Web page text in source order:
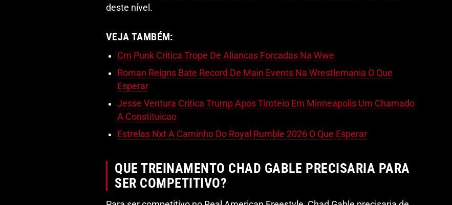
deste nível.
VEJA TAMBÉM:
Cm Punk Critica Trope De Aliancas Forcadas Na Wwe
Roman Reigns Bate Record De Main Events Na Wrestlemania O Que
Esperar
Jesse Ventura Critica Trump Apos Tiroteio Em Minneapolis Um Chamado
A Constituicao
Estrelas Nxt A Caminho Do Royal Rumble 2026 O Que Esperar
QUE TREINAMENTO CHAD GABLE PRECISARIA PARA
SER COMPETITIVO?